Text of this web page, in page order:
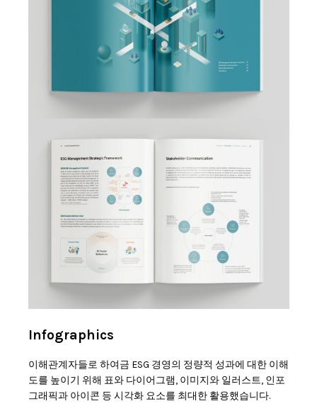
Infographics
이해관계자들로 하여금 ESG 경영의 정량적 성과에 대한 이해
도를 높이기 위해 표와 다이어그램, 이미지와 일러스트, 인포
그래픽과 아이콘 등 시각화 요소를 최대한 활용했습니다.